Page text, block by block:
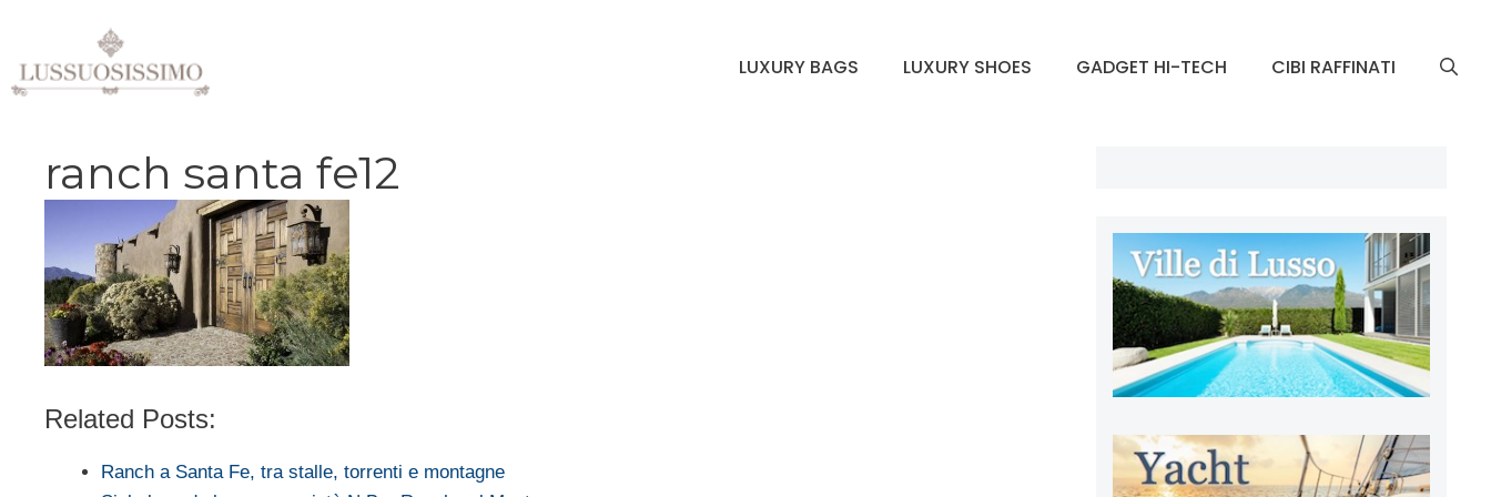
contenuto
LUXURY BAGS LUXURY SHOES GADGET HI-TECH CIBI RAFFINATI
ranch santa fe12
Related Posts:
Ranch a Santa Fe, tra stalle, torrenti e montagne